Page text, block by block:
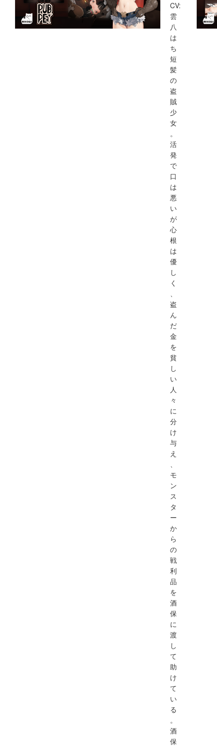
CV:
雲
八
は
ち
短
髪
の
盗
賊
少
女
。
活
発
で
口
は
悪
い
が
心
根
は
優
し
く
、
盗
ん
だ
金
を
貧
し
い
人
々
に
分
け
与
え
、
モ
ン
ス
タ
ー
か
ら
の
戦
利
品
を
酒
保
に
渡
し
て
助
け
て
い
る
。
酒
保